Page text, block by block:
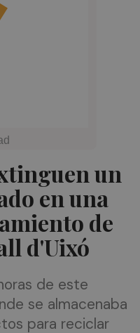
un
en una
de
d'Uixó
de este
se almacenaba
para reciclar